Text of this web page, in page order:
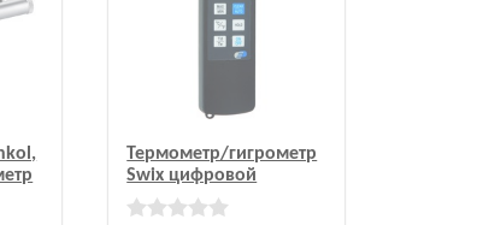
Термометр/гигрометр
Swix цифровой